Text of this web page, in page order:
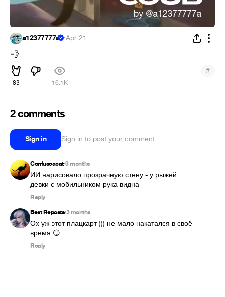
a12377777a ·Apr 21
💨
83 16.1K
#
2 comments
Sign in Sign in to post your comment
Confuseacat•3 months
ИИ нарисовало прозрачную стену - у рыжей
девки с мобильником рука видна
Reply
Best Reposts•3 months
Ох уж этот плацкарт ))) не мало накатался в своё
время 😏
Reply